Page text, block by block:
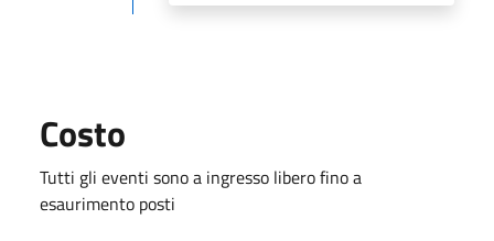
Costo
Tutti gli eventi sono a ingresso libero fino a
esaurimento posti